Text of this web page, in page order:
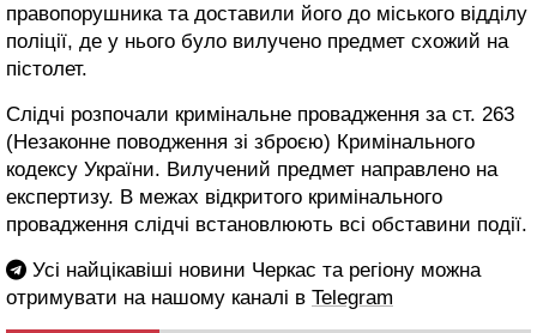
правопорушника та доставили його до міського відділу
поліції, де у нього було вилучено предмет схожий на
пістолет.
Слідчі розпочали кримінальне провадження за ст. 263
(Незаконне поводження зі зброєю) Кримінального
кодексу України. Вилучений предмет направлено на
експертизу. В межах відкритого кримінального
провадження слідчі встановлюють всі обставини події.
Усі найцікавіші новини Черкас та регіону можна
отримувати на нашому каналі в Telegram